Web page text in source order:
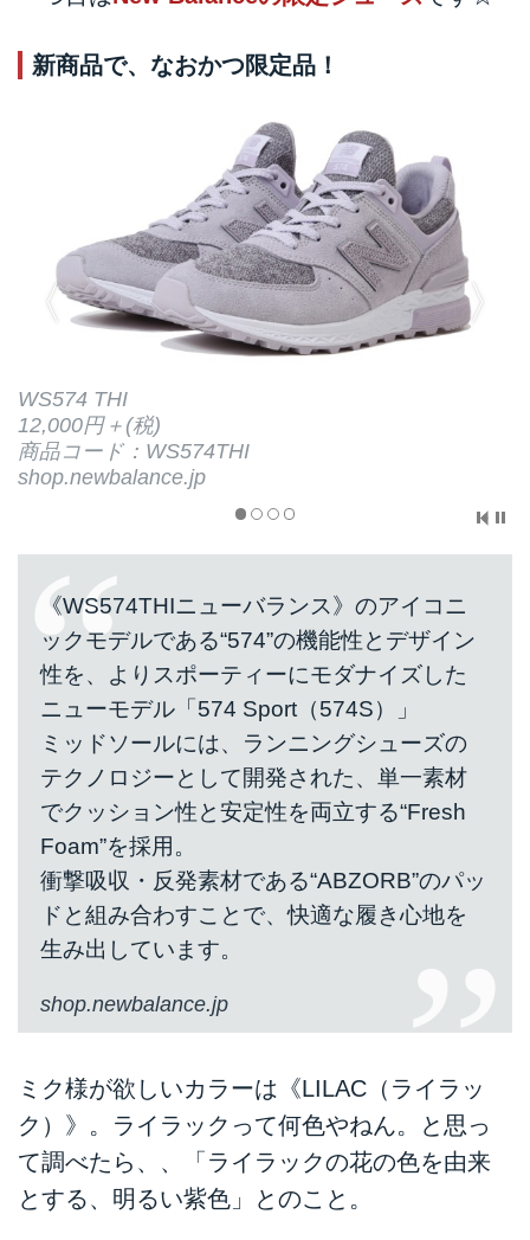
新商品で、なおかつ限定品！
《WS574THIニューバランス》のアイコニ
ックモデルである“574”の機能性とデザイン
性を、よりスポーティーにモダナイズした
ニューモデル「574 Sport（574S）」
ミッドソールには、ランニングシューズの
テクノロジーとして開発された、単一素材
でクッション性と安定性を両立する“Fresh
Foam”を採用。
衝撃吸収・反発素材である“ABZORB”のパッ
ドと組み合わすことで、快適な履き心地を
生み出しています。
shop.newbalance.jp
ミク様が欲しいカラーは《LILAC（ライラッ
ク）》。ライラックって何色やねん。と思っ
て調べたら、、「ライラックの花の色を由来
とする、明るい紫色」とのこと。